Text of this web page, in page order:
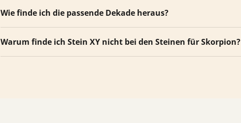
Wie finde ich die passende Dekade heraus?
Warum finde ich Stein XY nicht bei den Steinen für Skorpion?